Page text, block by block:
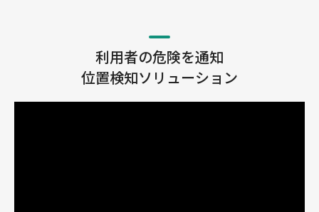
利用者の危険を通知
位置検知ソリューション